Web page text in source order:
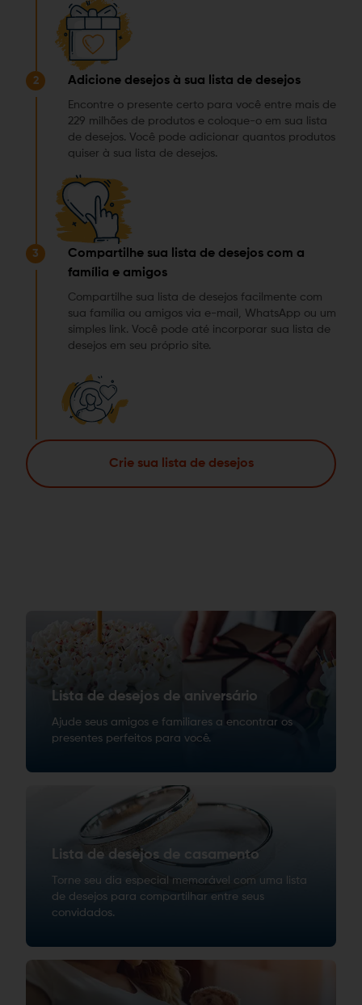
2 Adicione desejos à sua lista de desejos
Encontre o presente certo para você entre mais de
229 milhões de produtos e coloque-o em sua lista
de desejos. Você pode adicionar quantos produtos
quiser à sua lista de desejos.
3
Compartilhe sua lista de desejos com a
família e amigos
Compartilhe sua lista de desejos facilmente com
sua família ou amigos via e-mail, WhatsApp ou um
simples link. Você pode até incorporar sua lista de
desejos em seu próprio site.
Crie sua lista de desejos
Lista de desejos de aniversário
Ajude seus amigos e familiares a encontrar os
presentes perfeitos para você.
Lista de desejos de casamento
Torne seu dia especial memorável com uma lista
de desejos para compartilhar entre seus
convidados.